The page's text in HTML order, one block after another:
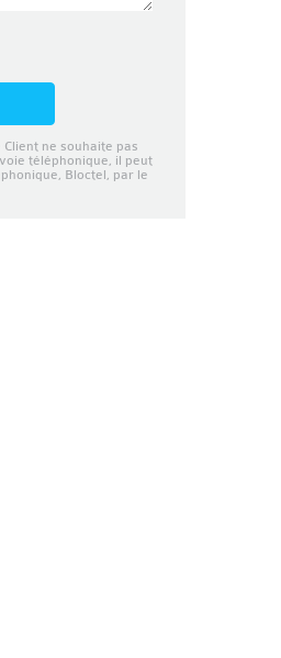
ne souhaite pas
téléphonique, il peut
Bloctel, par le